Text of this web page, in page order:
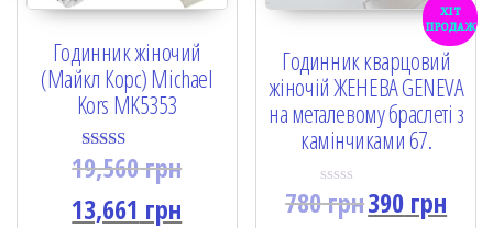
Годинник жіночий
(Майкл Корс) Michael
Kors MK5353
Rated
5.00
19,560грн
13,661 грн
хіт
продаж
Годинник кварцовий
жіночій ЖЕНЕВА GENEVA
на металевому браслеті з
камінчиками 67.
R
780грн390 грн